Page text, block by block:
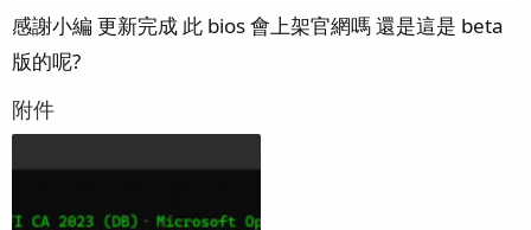
e
感謝小編 更新完成 此 bios 會上架官網嗎 還是這是 beta
版的呢?
附件